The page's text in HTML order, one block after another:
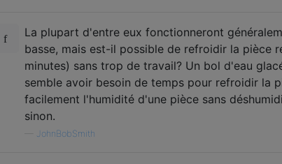
La plupart d'entre eux fonctionneront
basse, mais est-il possible de refroidir la pièce
minutes) sans trop de travail? Un bol d'eau
semble avoir besoin de temps pour refroidir la
facilement l'humidité d'une pièce sans
sinon.
JohnBobSmith